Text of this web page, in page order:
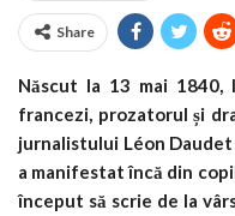
Share
Născut la 13 mai
francezi, prozatorul și
jurnalistului Léon
a manifestat încă din
început să scrie de la